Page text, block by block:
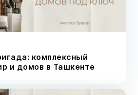
комплексный
и домов в Ташкенте